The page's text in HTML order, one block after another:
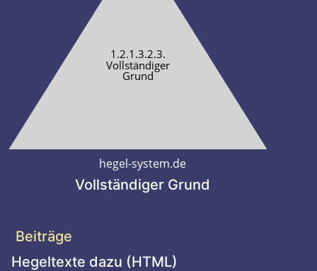
1.2.1.3.2.3.
Vollständiger
Grund
hegel-system.de
Vollständiger Grund
Beiträge
Hegeltexte dazu (HTML)